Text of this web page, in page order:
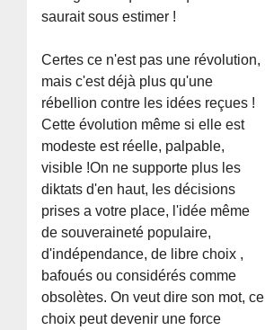
saurait sous estimer !
Certes ce n'est pas une révolution,
mais c'est déjà plus qu'une
rébellion contre les idées reçues !
Cette évolution même si elle est
modeste est réelle, palpable,
visible !On ne supporte plus les
diktats d'en haut, les décisions
prises a votre place, l'idée même
de souveraineté populaire,
d'indépendance, de libre choix ,
bafoués ou considérés comme
obsolètes. On veut dire son mot, ce
choix peut devenir une force